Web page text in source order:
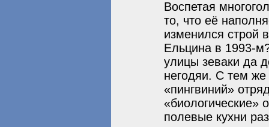
Воспетая
то, что её
изменился строй
Ельцина в 1993-
улицы зеваки да
негодяи. С тем
«пингвиний»
«биологические»
полевые кухни